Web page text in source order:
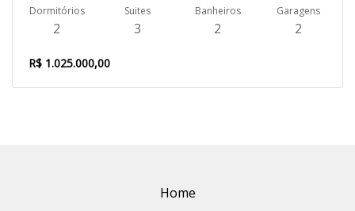
Dormitórios
2
Suites
3
Banheiros
2
Garagens
2
R$ 1.025.000,00
Home